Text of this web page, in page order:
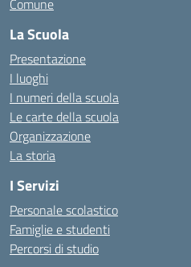
Comune
La Scuola
Presentazione
I luoghi
I numeri della scuola
Le carte della scuola
Organizzazione
La storia
I Servizi
Personale scolastico
Famiglie e studenti
Percorsi di studio